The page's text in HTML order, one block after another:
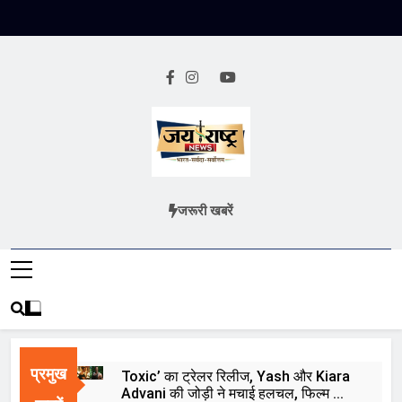
Jai Rashtra
हिंदी समाचार
जरूरी खबरें
प्रमुख
Toxic’ का ट्रेलर रिलीज, Yash और Kiara
Advani की जोड़ी ने मचाई हलचल, फिल्म को